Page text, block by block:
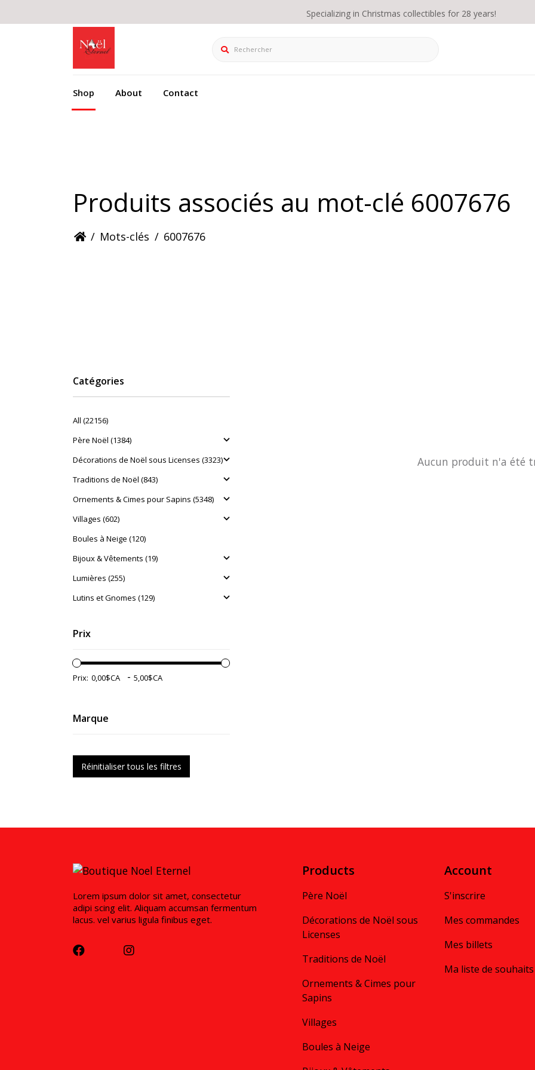
Specializing in Christmas collectibles for 28 years!
Rechercher
Shop About Contact
Produits associés au mot-clé 6007676
/ Mots-clés / 6007676
Catégories
All (22156)
Père Noël (1384)
Décorations de Noël sous Licenses (3323)
Traditions de Noël (843)
Ornements & Cimes pour Sapins (5348)
Villages (602)
Boules à Neige (120)
Bijoux & Vêtements (19)
Lumières (255)
Lutins et Gnomes (129)
Prix
Prix: -
Marque
Réinitialiser tous les filtres
Aucun produit n'a été
Lorem ipsum dolor sit amet, consectetur
adipi scing elit. Aliquam accumsan fermentum
lacus. vel varius ligula finibus eget.
Products
Père Noël
Décorations de Noël sous
Licenses
Traditions de Noël
Ornements & Cimes pour
Sapins
Villages
Boules à Neige
Account
S'inscrire
Mes commandes
Mes billets
Ma liste de souhaits